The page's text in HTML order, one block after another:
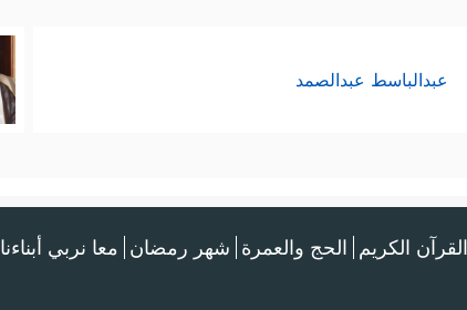
عبدالباسط عبدالصمد
القرآن الكريم الحج والعمرة شهر رمضان معا نربي أبناءنا